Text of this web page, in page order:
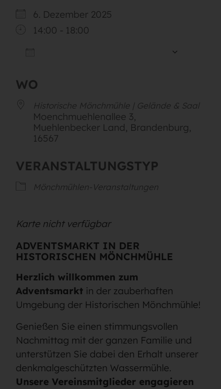
6. Dezember 2025
14:00 - 18:00
WO
Historische Mönchmühle | Gelände & Saal
Moenchmuehlenallee 3,
Muehlenbecker Land, Brandenburg,
16567
VERANSTALTUNGSTYP
Mönchmühlen-Veranstaltungen
Karte nicht verfügbar
ADVENTSMARKT IN DER
HISTORISCHEN MÖNCHMÜHLE
Herzlich willkommen zum
Adventsmarkt in der zauberhaften
Umgebung der Historischen Mönchmühle!
Genießen Sie einen stimmungsvollen
Nachmittag mit der ganzen Familie und
unterstützen Sie dabei den Erhalt unserer
denkmalgeschützten Wassermühle.
Unsere Vereinsmitglieder engagieren